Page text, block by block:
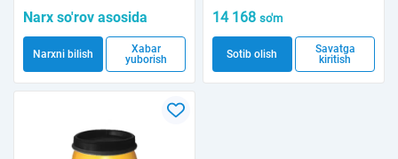
Narx so'rov asosida
Narxni bilish
Xabar
yuborish
14 168 so'm
Sotib olish
Savatga
kiritish